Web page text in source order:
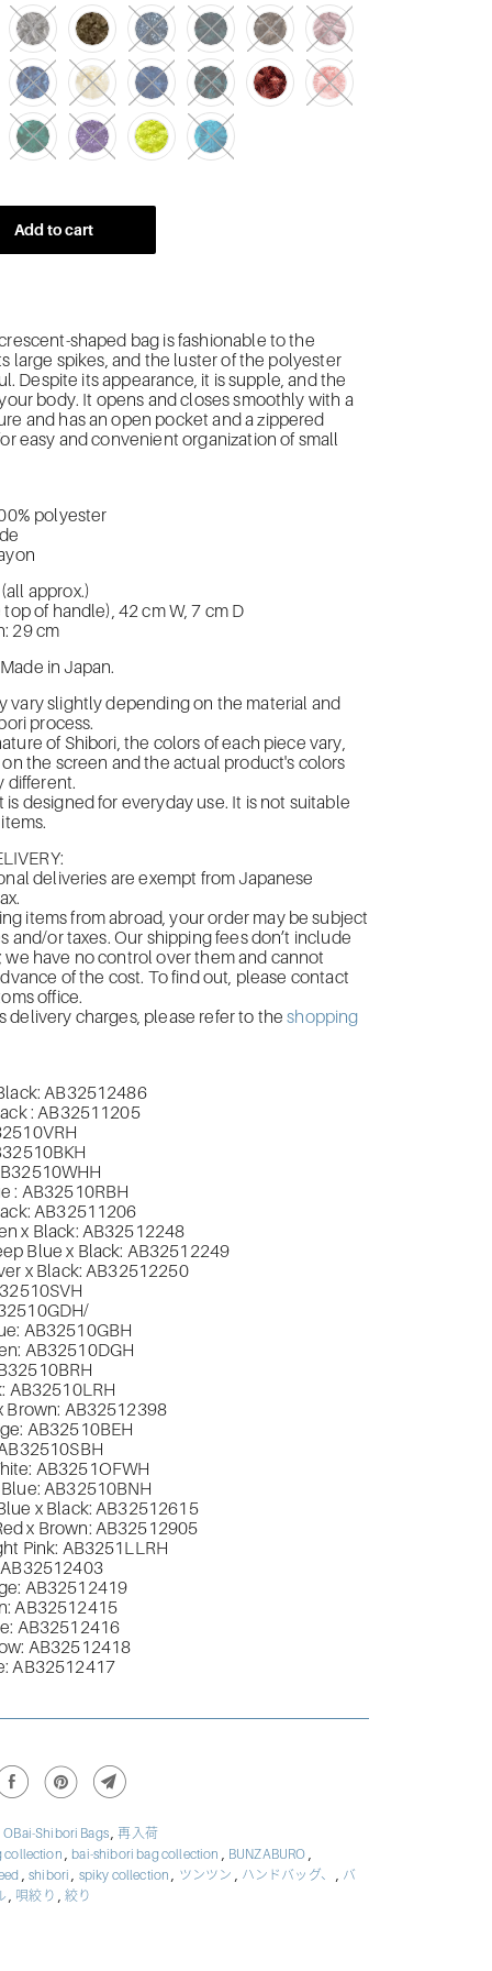
Add to cart
shaped bag is fashionable to the
large spikes, and the luster of the polyester
Despite its appearance, it is supple, and the
body. It opens and closes smoothly with a
and has an open pocket and a zippered
easy and convenient organization of small
polyester
approx.)
of handle), 42 cm W, 7 cm D
29 cm
in Japan.
vary slightly depending on the material and
process.
of Shibori, the colors of each piece vary,
the screen and the actual product's colors
different.
is designed for everyday use. It is not suitable
deliveries are exempt from Japanese
items from abroad, your order may be subject
and/or taxes. Our shipping fees don’t include
we have no control over them and cannot
of the cost. To find out, please contact
office.
delivery charges, please refer to theshopping
AB32512486
: AB32511205
: AB32510RBH
AB32511206
x Black: AB32512248
Blue x Black: AB32512249
x Black: AB32512250
AB32510GBH
AB32510DGH
AB32510LRH
Brown: AB32512398
AB32510BEH
AB3251OFWH
AB32510BNH
x Black: AB32512615
x Brown: AB32512905
Pink: AB3251LLRH
AB32512419
AB32512415
AB32512416
AB32512418
AB32512417
OBai-Shibori Bags,再入荷
collection , bai-shibori bag collection , BUNZABURO ,
,shibori, spiky collection, ツンツン , ハンドバッグ、, バ
, 唄絞り ,絞り